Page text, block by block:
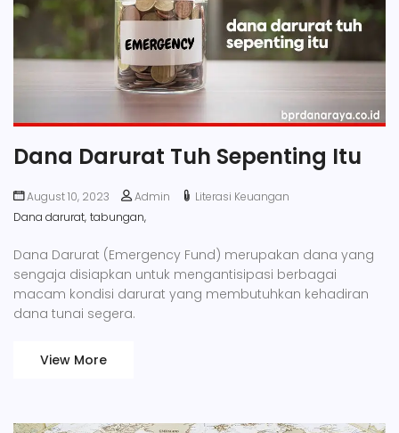
Dana Darurat Tuh Sepenting Itu
August 10, 2023 Admin
Literasi Keuangan
Dana darurat, tabungan,
Dana Darurat (Emergency Fund) merupakan dana yang
sengaja disiapkan untuk mengantisipasi berbagai
macam kondisi darurat yang membutuhkan kehadiran
dana tunai segera.
View More